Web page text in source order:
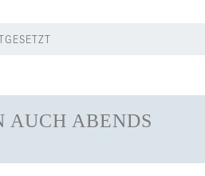
AUCH ABENDS